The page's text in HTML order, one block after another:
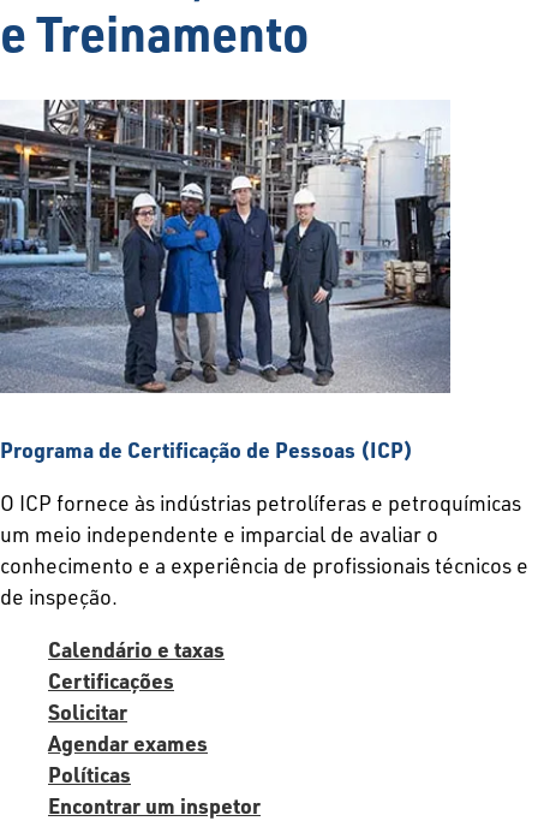
e Treinamento
Programa de Certificação de Pessoas (ICP)
O ICP fornece às indústrias petrolíferas e petroquímicas
um meio independente e imparcial de avaliar o
conhecimento e a experiência de profissionais técnicos e
de inspeção.
Calendário e taxas
Certificações
Solicitar
Agendar exames
Políticas
Encontrar um inspetor